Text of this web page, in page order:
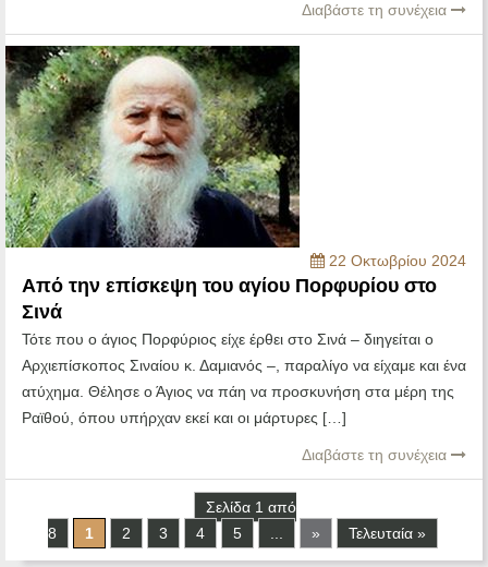
Διαβάστε τη συνέχεια
22 Οκτωβρίου 2024
Από την επίσκεψη του αγίου Πορφυρίου στο
Σινά
Τότε που ο άγιος Πορφύριος είχε έρθει στο Σινά – διηγείται ο
Αρχιεπίσκοπος Σιναίου κ. Δαμιανός –, παραλίγο να είχαμε και ένα
ατύχημα. Θέλησε ο Άγιος να πάη να προσκυνήση στα μέρη της
Ραϊθού, όπου υπήρχαν εκεί και οι μάρτυρες […]
Διαβάστε τη συνέχεια
Σελίδα 1 από
8
1 2 3 4 5 » Τελευταία »